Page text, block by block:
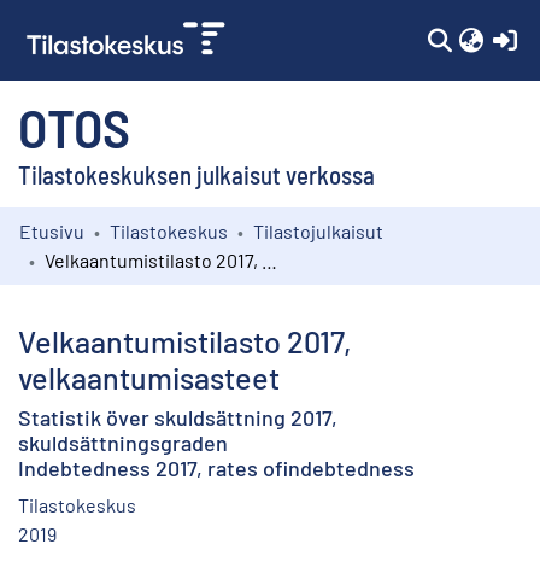
OTOS
Tilastokeskuksen julkaisut verkossa
Kokoelmat
Etusivu Tilastokeskus
Tilastojulkaisut
Velkaantumistilasto 2017,
velkaantumisasteet
Statistik över skuldsättning 2017,
skuldsättningsgraden
Indebtedness 2017, rates ofindebtedness
Tilastokeskus
2019